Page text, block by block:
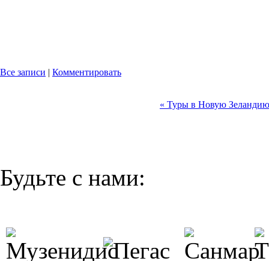
Все записи Комментировать
« Туры в Новую Зеландию
Будьте с нами: